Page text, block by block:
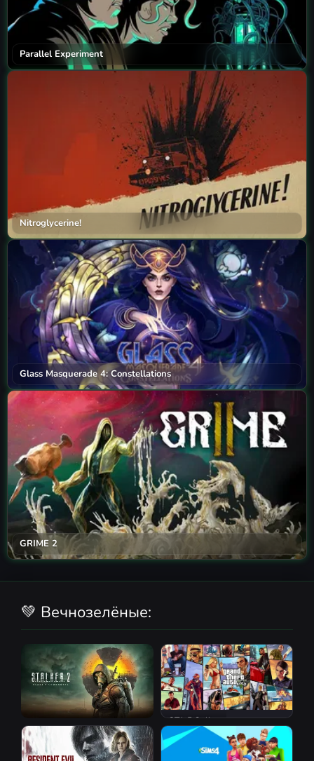
Parallel Experiment
Nitroglycerine!
Glass Masquerade 4: Constellations
GRIME 2
💚 Вечнозелёные:
S.T.A.L.K.E.R. 2: Heart of
Chornobyl
GTA 5 Online